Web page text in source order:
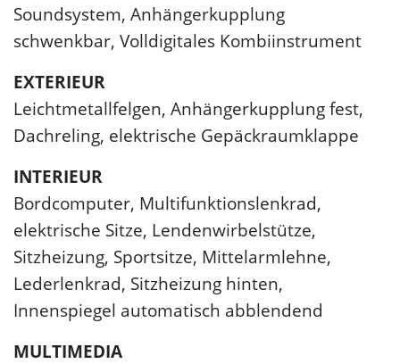
Soundsystem, Anhängerkupplung
schwenkbar, Volldigitales Kombiinstrument
EXTERIEUR
Leichtmetallfelgen, Anhängerkupplung fest,
Dachreling, elektrische Gepäckraumklappe
INTERIEUR
Bordcomputer, Multifunktionslenkrad,
elektrische Sitze, Lendenwirbelstütze,
Sitzheizung, Sportsitze, Mittelarmlehne,
Lederlenkrad, Sitzheizung hinten,
Innenspiegel automatisch abblendend
MULTIMEDIA